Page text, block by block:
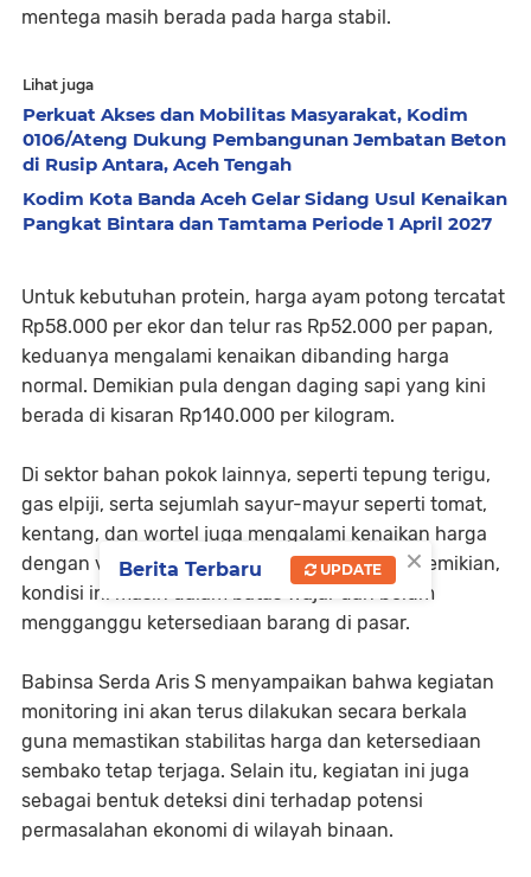
mentega masih berada pada harga stabil.
Lihat juga
Perkuat Akses dan Mobilitas Masyarakat, Kodim
0106/Ateng Dukung Pembangunan Jembatan Beton
di Rusip Antara, Aceh Tengah
Kodim Kota Banda Aceh Gelar Sidang Usul Kenaikan
Pangkat Bintara dan Tamtama Periode 1 April 2027
Untuk kebutuhan protein, harga ayam potong tercatat
Rp58.000 per ekor dan telur ras Rp52.000 per papan,
keduanya mengalami kenaikan dibanding harga
normal. Demikian pula dengan daging sapi yang kini
berada di kisaran Rp140.000 per kilogram.
Di sektor bahan pokok lainnya, seperti tepung terigu,
gas elpiji, serta sejumlah sayur-mayur seperti tomat,
kentang, dan wortel juga mengalami kenaikan harga
dengan variasi yang berbeda-beda. Namun demikian,
kondisi ini masih dalam batas wajar dan belum
mengganggu ketersediaan barang di pasar.
Babinsa Serda Aris S menyampaikan bahwa kegiatan
monitoring ini akan terus dilakukan secara berkala
guna memastikan stabilitas harga dan ketersediaan
sembako tetap terjaga. Selain itu, kegiatan ini juga
sebagai bentuk deteksi dini terhadap potensi
permasalahan ekonomi di wilayah binaan.
×
Berita Terbaru UPDATE